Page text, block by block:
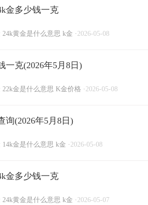
金多少钱一克
24k黄金是什么意思 k金 · 2026-05-08
一克(2026年5月8日)
22k金是什么意思 K金价格 · 2026-05-08
询(2026年5月8日)
14k金是什么意思 k金 · 2026-05-08
金多少钱一克
24k黄金是什么意思 k金 · 2026-05-07